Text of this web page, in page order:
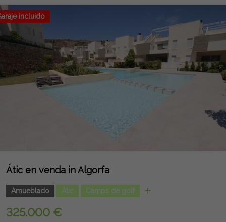
incluido
Átic en venda in Algorfa
Amueblado Àtic Camps de golf
325.000 €